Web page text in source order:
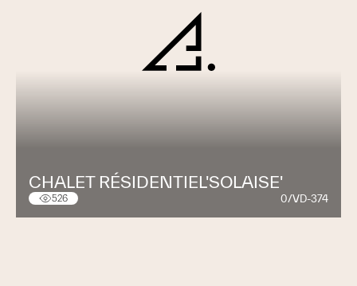
CHALET RÉSIDENTIEL'SOLAISE'
526 0/VD-374